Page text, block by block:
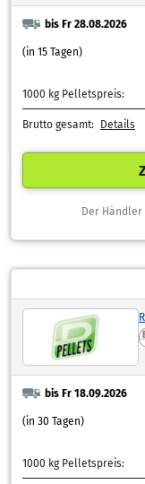
bis Fr 28.08.2026
(in 15 Tagen)
1000 kg Pelletspreis:
Brutto gesamt: Details
Der
bis Fr 18.09.2026
(in 30 Tagen)
1000 kg Pelletspreis: